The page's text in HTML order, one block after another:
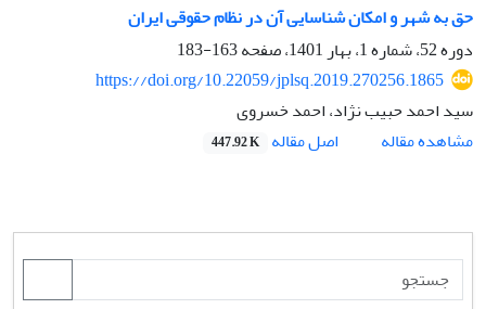
حق به شهر و امکان شناسایی آن در نظام حقوقی ایران
دوره 52، شماره 1، بهار 1401، صفحه
163-183
https://doi.org/10.22059/jplsq.2019.270256.1865
سید احمد حبیب نژاد، احمد خسروی
مشاهده مقاله
اصل مقاله 447.92 K